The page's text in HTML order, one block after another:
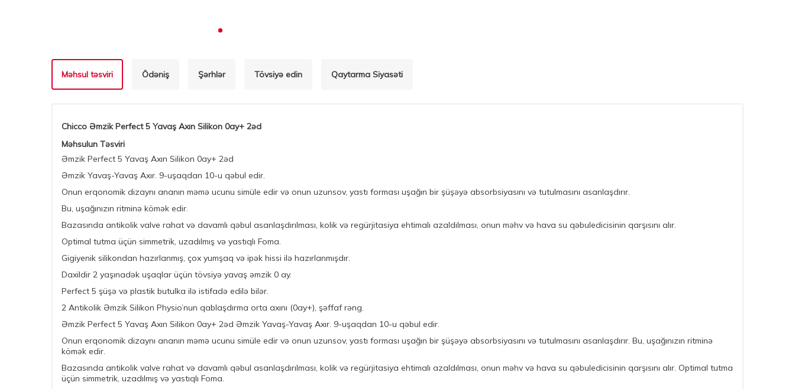
Məhsul təsviri Ödəniş Şərhlər Tövsiyə edin Qaytarma Siyasəti
Chicco Əmzik Perfect 5 Yavaş Axın Silikon 0ay+ 2əd
Məhsulun Təsviri
Əmzik Perfect 5 Yavaş Axın Silikon 0ay+ 2əd
Əmzik Yavaş-Yavaş Axır. 9-uşaqdan 10-u qəbul edir.
Onun erqonomik dizaynı ananın məmə ucunu simüle edir və onun uzunsov, yastı forması uşağın bir şüşəyə absorbsiyasını və tutulmasını asanlaşdırır.
Bu, uşağınızın ritminə kömək edir.
Bazasında antikolik valve rahat və davamlı qəbul asanlaşdırılması, kolik və regürjitasiya ehtimalı azaldılması, onun məhv və hava su qəbuledicisinin qarşısını alır.
Optimal tutma üçün simmetrik, uzadılmış və yastıqlı Foma.
Gigiyenik silikondan hazırlanmış, çox yumşaq və ipək hissi ilə hazırlanmışdır.
Daxildir 2 yaşınadək uşaqlar üçün tövsiyə yavaş əmzik 0 ay.
Perfect 5 şüşə və plastik butulka ilə istifadə edilə bilər.
2 Antikolik Əmzik Silikon Physio’nun qablaşdırma orta axını (0ay+), şəffaf rəng.
Əmzik Perfect 5 Yavaş Axın Silikon 0ay+ 2əd Əmzik Yavaş-Yavaş Axır. 9-uşaqdan 10-u qəbul edir.
Onun erqonomik dizaynı ananın məmə ucunu simüle edir və onun uzunsov, yastı forması uşağın bir şüşəyə absorbsiyasını və tutulmasını asanlaşdırır. Bu, uşağınızın ritminə
kömək edir.
Bazasında antikolik valve rahat və davamlı qəbul asanlaşdırılması, kolik və regürjitasiya ehtimalı azaldılması, onun məhv və hava su qəbuledicisinin qarşısını alır. Optimal tutma
üçün simmetrik, uzadılmış və yastıqlı Foma.